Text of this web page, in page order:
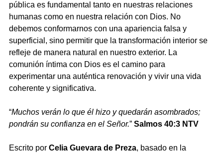
pública es fundamental tanto en nuestras relaciones
humanas como en nuestra relación con Dios. No
debemos conformarnos con una apariencia falsa y
superficial, sino permitir que la transformación interior se
refleje de manera natural en nuestro exterior. La
comunión íntima con Dios es el camino para
experimentar una auténtica renovación y vivir una vida
coherente y significativa.
“Muchos verán lo que él hizo y quedarán asombrados;
pondrán su confianza en el Señor.” Salmos 40:3 NTV
Escrito por Celia Guevara de Preza, basado en la